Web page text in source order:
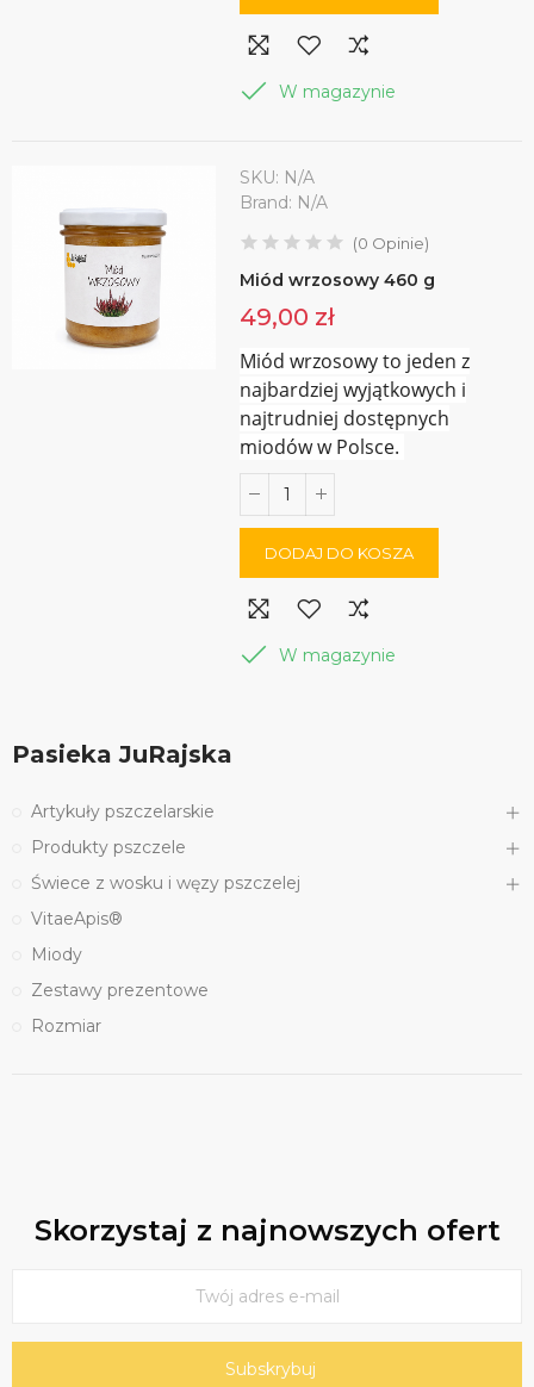
W magazynie
SKU: N/A
Brand: N/A
(0 Opinie)
Miód wrzosowy 460 g
49,00 zł
Miód wrzosowy to jeden z
najbardziej wyjątkowych i
najtrudniej dostępnych
miodów w Polsce.
DODAJ DO KOSZA
W magazynie
Pasieka JuRajska
Artykuły pszczelarskie
Produkty pszczele
Świece z wosku i węzy pszczelej
VitaeApis®
Miody
Zestawy prezentowe
Rozmiar
Skorzystaj z najnowszych ofert
Subskrybuj